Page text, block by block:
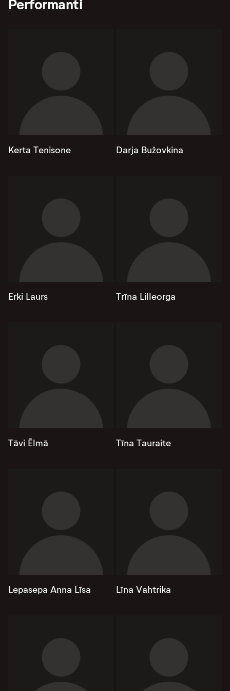
Performanti
Kerta Tenisone Darja Bužovkina
Erki Laurs Trīna Lilleorga
Tāvi Ēlmā Tīna Tauraite
Lepasepa Anna Līsa Līna Vahtrika